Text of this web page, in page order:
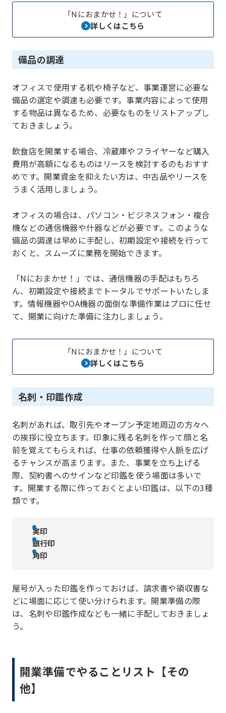
「Nにおまかせ！」について
詳しくはこちら
備品の調達
オフィスで使用する机や椅子など、事業運営に必要な
備品の選定や調達も必要です。事業内容によって使用
する物品は異なるため、必要なものをリストアップし
ておきましょう。
飲食店を開業する場合、冷蔵庫やフライヤーなど購入
費用が高額になるものはリースを検討するのもおすす
めです。開業資金を抑えたい方は、中古品やリースを
うまく活用しましょう。
オフィスの場合は、パソコン・ビジネスフォン・複合
機などの通信機器や什器などが必要です。このような
備品の調達は早めに手配し、初期設定や接続を行って
おくと、スムーズに業務を開始できます。
「Nにおまかせ！」では、通信機器の手配はもちろ
ん、初期設定や接続までトータルでサポートいたしま
す。情報機器やOA機器の面倒な準備作業はプロに任せ
て、開業に向けた準備に注力しましょう。
「Nにおまかせ！」について
詳しくはこちら
名刺・印鑑作成
名刺があれば、取引先やオープン予定地周辺の方々へ
の挨拶に役立ちます。印象に残る名刺を作って顔と名
前を覚えてもらえれば、仕事の依頼獲得や人脈を広げ
るチャンスが高まります。また、事業を立ち上げる
際、契約書へのサインなど印鑑を使う場面は多いで
す。開業する際に作っておくとよい印鑑は、以下の3種
類です。
実印
銀行印
角印
屋号が入った印鑑を作っておけば、請求書や領収書な
どに場面に応じて使い分けられます。開業準備の際
は、名刺や印鑑作成なども一緒に手配しておきましょ
う。
開業準備でやることリスト【その
他】